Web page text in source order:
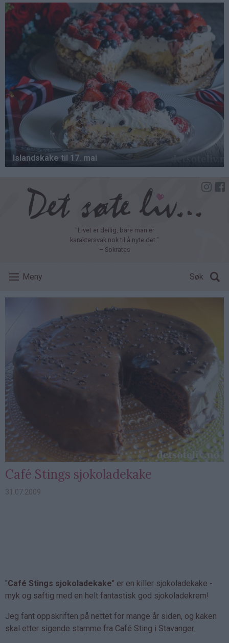
Hopp
hovedinnhold
"Livet er deilig, bare man er
karaktersvak nok til å nyte det."
– Sokrates
Meny Søk
Café Stings sjokoladekake
31.07.2009
"Café Stings sjokoladekake" er en killer sjokoladekake -
myk og saftig med en helt fantastisk god sjokoladekrem!
Jeg fant oppskriften på nettet for mange år siden, og kaken
skal etter sigende stamme fra Café Sting i Stavanger.